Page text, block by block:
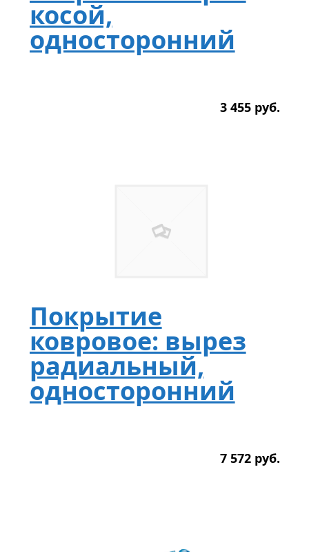
косой,
односторонний
3 455 руб.
Покрытие
ковровое: вырез
радиальный,
односторонний
7 572 руб.